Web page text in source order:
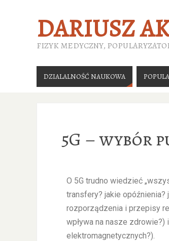
DARIUSZ
FIZYK MEDYCZNY,
DZIALALNOŚĆ NAUKOWA
5G – wybór
O 5G trudno wiedzieć
transfery? jakie opóźnienia?
rozporządzenia i przepisy
wpływa na nasze
elektromagnetycznych?).